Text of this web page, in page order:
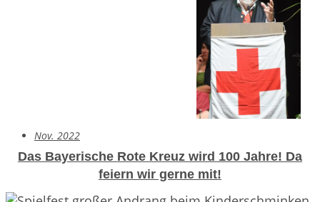
Nov. 2022
Das Bayerische Rote Kreuz wird 100 Jahre! Da
feiern wir gerne mit!